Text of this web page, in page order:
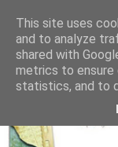
This site uses
and to analyze
shared with
metrics to ensure
statistics, and to